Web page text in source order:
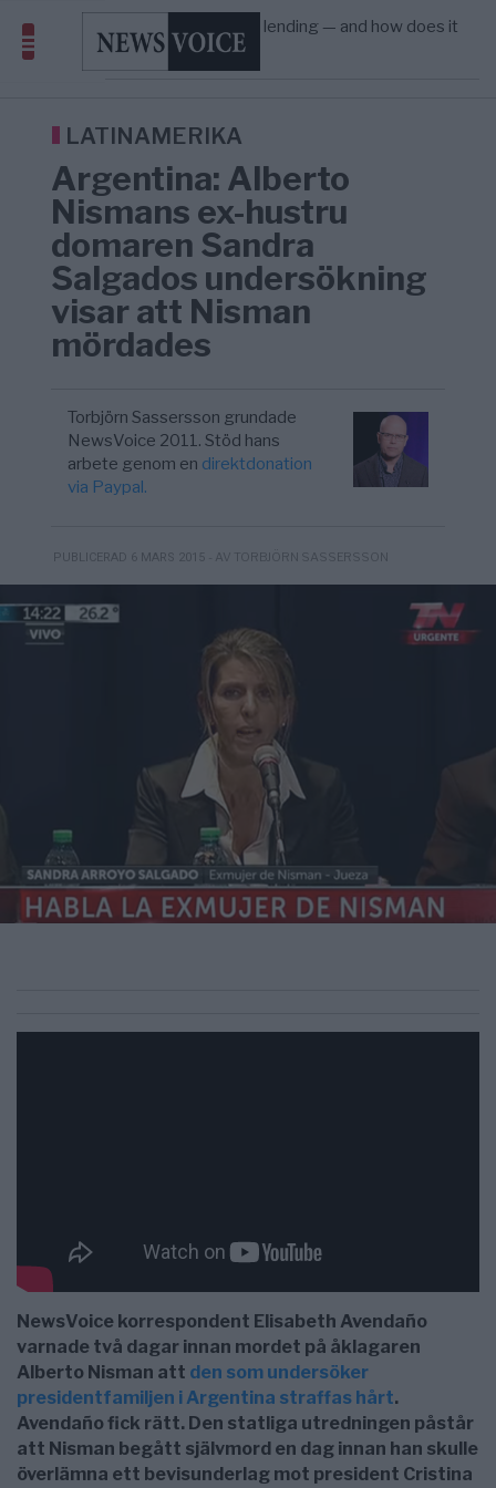
09:12
What is P2B lending — and how does it
differ from P2P?
KRIG & FRED
Richard D. Wolff: Därför provocerar
Överger tanken om ett ...
LATINAMERIKA
Argentina: Alberto
Nismans ex-hustru
domaren Sandra
Salgados undersökning
visar att Nisman
mördades
Torbjörn Sassersson grundade
NewsVoice 2011. Stöd hans
arbete genom en direktdonation
via Paypal.
PUBLICERAD 6 MARS 2015 - AV TORBJÖRN SASSERSSON
NewsVoice korrespondent Elisabeth Avendaño
varnade två dagar innan mordet på åklagaren
Alberto Nisman att den som undersöker
presidentfamiljen i Argentina straffas hårt.
Avendaño fick rätt. Den statliga utredningen påstår
att Nisman begått självmord en dag innan han skulle
överlämna ett bevisunderlag mot president Cristina